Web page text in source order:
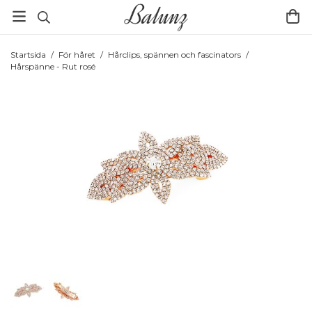
Startsida / För håret / Hårclips, spännen och fascinators /
Hårspänne - Rut rosé